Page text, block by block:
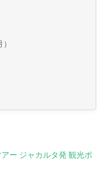
ー ジャカルタ発 観光ポ